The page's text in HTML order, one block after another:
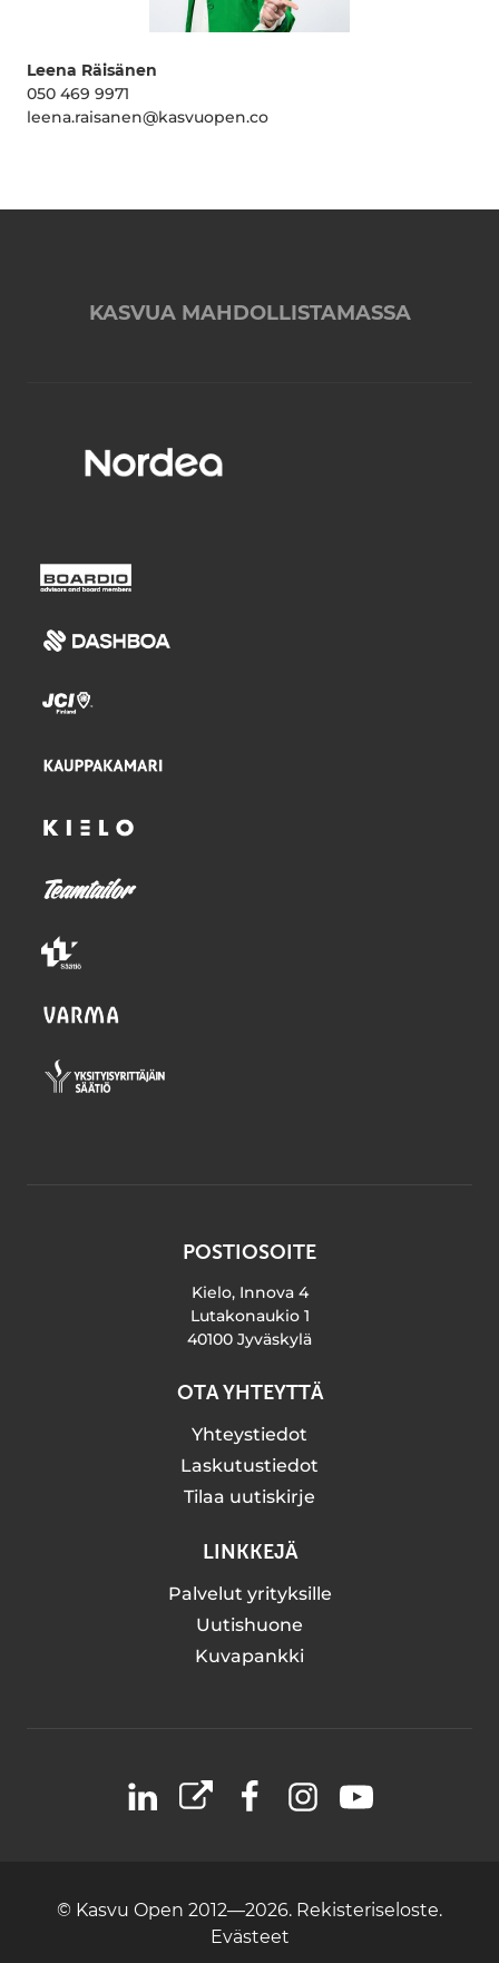
Leena Räisänen
050 469 9971
leena.raisanen@kasvuopen.co
KASVUA MAHDOLLISTAMASSA
POSTIOSOITE
Kielo, Innova 4
Lutakonaukio 1
40100 Jyväskylä
OTA YHTEYTTÄ
Yhteystiedot
Laskutustiedot
Tilaa uutiskirje
LINKKEJÄ
Palvelut yrityksille
Uutishuone
Kuvapankki
LinkedIn
X FacebookInstagramYouTube
© Kasvu Open 2012—2026. Rekisteriseloste.
Evästeet